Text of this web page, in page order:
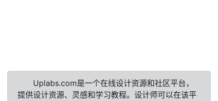
Uplabs.com是一个在线设计资源和社区平台，
提供设计资源、灵感和学习教程。设计师可以在该平